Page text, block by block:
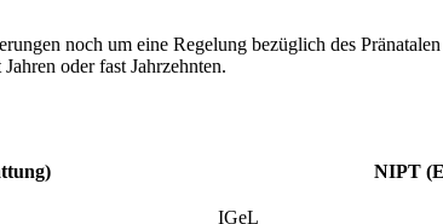
noch um eine Regelung bezüglich des
oder fast Jahrzehnten.
NIPT
IGeL